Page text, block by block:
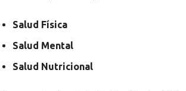
Salud Física
Salud Mental
Salud Nutricional